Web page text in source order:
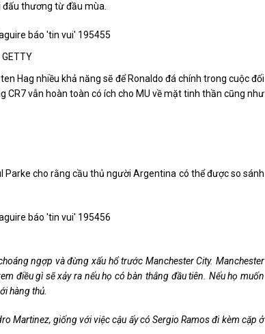
thương từ đầu mùa.
Hag nhiều khả năng sẽ để Ronaldo đá chính trong cuộc đối
CR7 vẫn hoàn toàn có ích cho MU về mặt tinh thần cũng như
cho rằng cầu thủ người Argentina có thể được so sánh
ngợp và đừng xấu hổ trước Manchester City. Manchester
điều gì sẽ xảy ra nếu họ có bàn thắng đầu tiên. Nếu họ muốn
hàng thủ.
Martinez, giống với việc cậu ấy có Sergio Ramos đi kèm cặp ở